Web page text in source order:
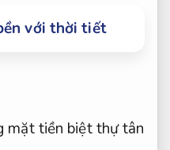
với thời tiết